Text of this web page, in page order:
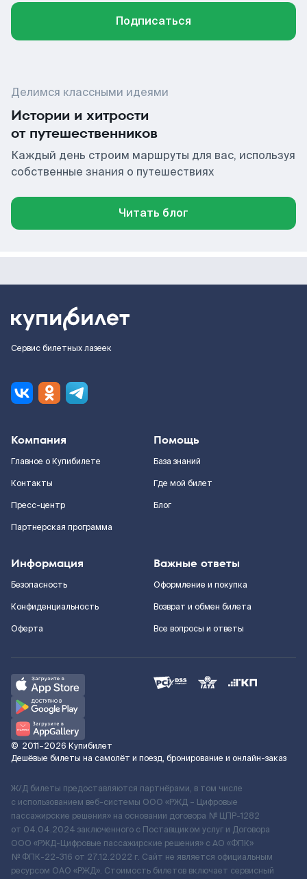
Подписаться
Делимся классными идеями
Истории и хитрости
от путешественников
Каждый день строим маршруты для вас, используя
собственные знания о путешествиях
Читать блог
Сервис билетных лазеек
Компания
Главное о Купибилете
Контакты
Пресс-центр
Партнерская программа
Помощь
База знаний
Где мой билет
Блог
Информация
Безопасность
Конфиденциальность
Оферта
Важные ответы
Оформление и покупка
Возврат и обмен билета
Все вопросы и ответы
© 2011–2026 Купибилет
Дешёвые билеты на самолёт и поезд, бронирование и онлайн-заказ
Ж/Д билеты предоставляются партнёрами, в том числе
с использованием веб-системы ООО «РЖД – Цифровые
пассажирские решения» на основании договора № ЦПР-1282
от 04.04.2024 заключенного с Поставщиком услуг и Договора
ООО «РЖД-Цифровые пассажирские решения» c АО «ФПК»
№ ФПК-22-316 от 27.12.2022 г. Сайт не является официальным
ресурсом ОАО «РЖД». Стоимость билетов включает сервисный